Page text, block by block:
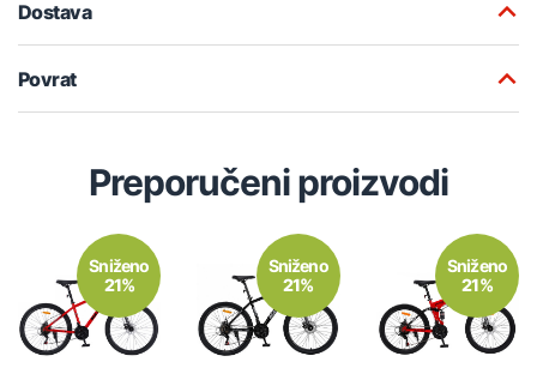
Dostava
Povrat
Preporučeni proizvodi
Sniženo
21%
Sniženo
21%
Sniženo
21%